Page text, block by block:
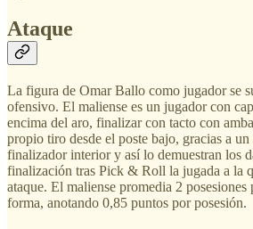
Ataque
La figura de Omar Ballo como jugador se
ofensivo. El maliense es un jugador con
encima del aro, finalizar con tacto con
propio tiro desde el poste bajo, gracias a
finalizador interior y así lo demuestran los
finalización tras Pick & Roll la jugada a la
ataque. El maliense promedia 2 posesiones
forma, anotando 0,85 puntos por posesión.